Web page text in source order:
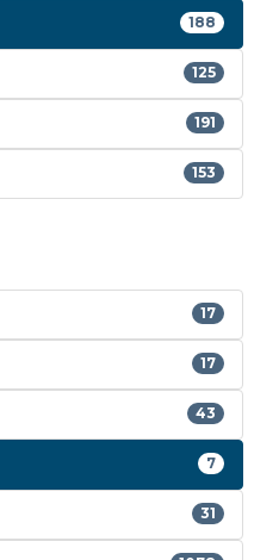
188
125
191
153
17
17
43
7
31